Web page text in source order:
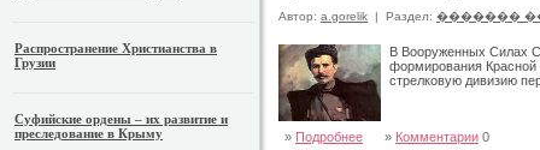
Распространение Христианства в
Грузии
Суфийские ордены – их развитие и
преследование в Крыму
Автор: a.gorelik | Раздел: �������
В Вооруженных Силах
формирования Красной
стрелковую дивизию
» Подробнее » Комментарии 0